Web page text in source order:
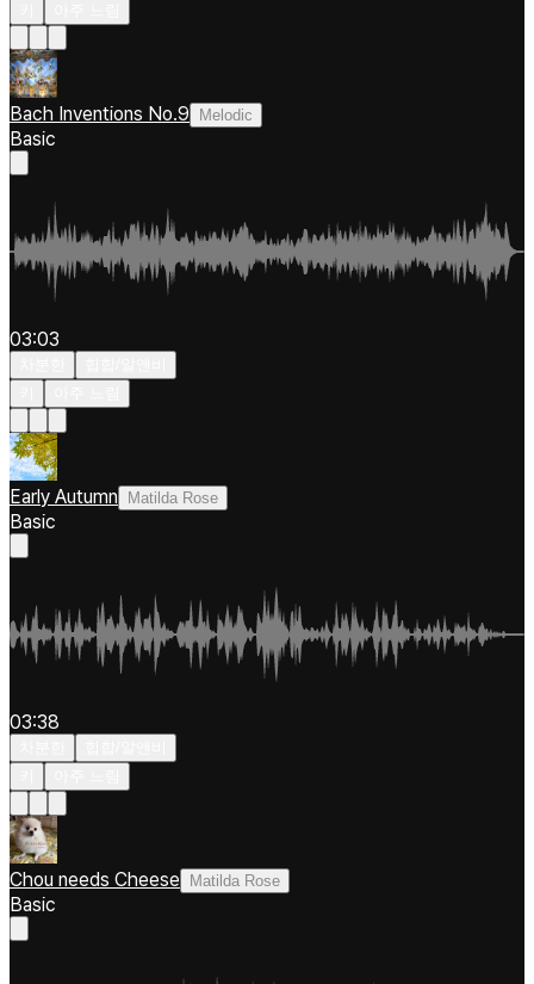
Bach Inventions No.9 Melodic
Basic
03:03
Early Autumn Matilda Rose
Basic
03:38
Chou needs Cheese Matilda Rose
Basic